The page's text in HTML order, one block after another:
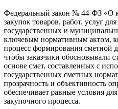
Федеральный закон № 44‑ФЗ «О
закупок товаров, работ, услуг
государственных и
ключевым нормативным актом,
процесс формирования сметной
чтобы заказчики обосновывали
основе смет, составленных с
государственных сметных
прозрачность и объективность
обеспечивает равные условия
закупочного процесса.